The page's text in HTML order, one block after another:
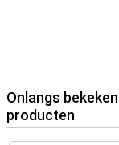
Onlangs bekeken
producten